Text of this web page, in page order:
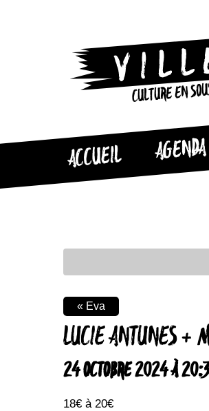
CULTURE EN
ACCUEIL AGENDA
LUCIE ANTUNES +
24 OCTOBRE 2024 À
18€ à 20€
« Eva